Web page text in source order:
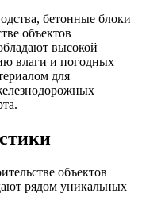
бетонные блоки
объектов
высокой
влаги и погодных
для
объектов
рядом уникальных